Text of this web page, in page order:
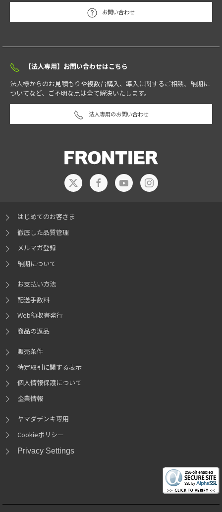
お問い合わせ
【法人専用】お問い合わせはこちら
法人様からのお見積もりや複数台購入、導入に関するご相談、納期に
ついてなど、ご不明な点は全て解決いたします。
法人専用のお問い合わせ
はじめてのお客さま
徹底した品質管理
メルマガ登録
納期について
お支払い方法
配送手数料
Web領収書発行
商品の返品
販売条件
特定取引に関する表示
個人情報保護について
企業情報
ヤマダデンキ専用
Cookieポリシー
Privacy Settings